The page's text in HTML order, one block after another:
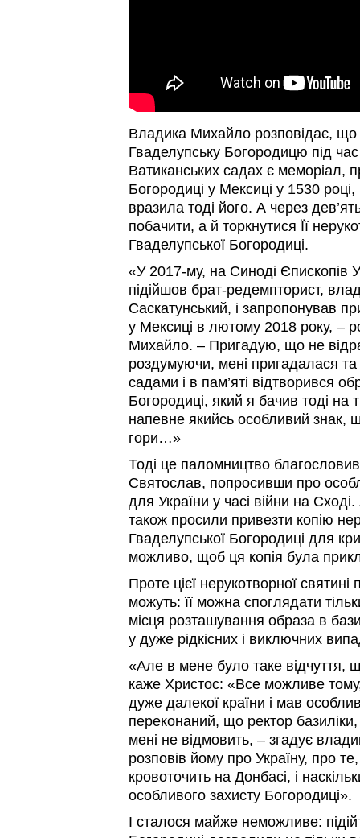
Владика Михайло розповідає,
Гваделупську Богородицю під
Ватиканських садах є меморіал,
Богородиці у Мексиці у 1530
вразила тоді його. А через
побачити, а й торкнутися Її
Гваделупської Богородиці.
«У 2017-му, на Синоді Єпископів
підійшов брат-редемпторист,
Саскатунський, і запропонував
у Мексиці в лютому 2018 року, –
Михайло. – Пригадую, що не
роздумуючи, мені пригадалася
садами і в пам’яті відтворився
Богородиці, який я бачив тоді на
напевне якийсь особливий знак,
гори…»
Тоді це паломництво
Святослав, попросивши про
для України у часі війни на
також просили привезти копію
Гваделупської Богородиці для
можливо, щоб ця копія була
Проте цієї нерукотворної
можуть: її можна споглядати
місця розташування образа в
у дуже рідкісних і виключних
«Але в мене було таке відчуття,
каже Христос: «Все можливе тому,
дуже далекої країни і мав
переконаний, що ректор
мені не відмовить, – згадує
розповів йому про Україну, про
кровоточить на Донбасі, і
особливого захисту Богородиці».
І сталося майже неможливе: